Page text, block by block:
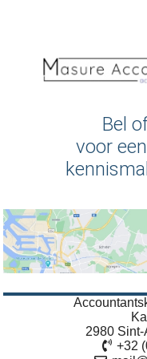
Bel
voor
2980 Sint-
+32